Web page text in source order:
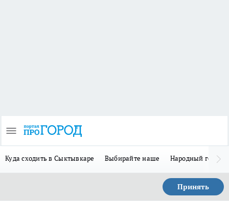
Куда сходить в Сыктывкаре Выбирайте наше Народный герой
Принять